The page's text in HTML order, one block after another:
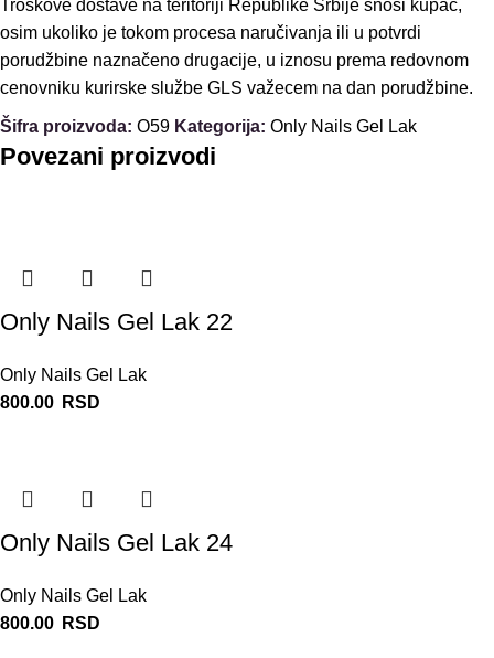
Troškove dostave na teritoriji Republike Srbije snosi kupac,
osim ukoliko je tokom procesa naručivanja ili u potvrdi
porudžbine naznačeno drugacije, u iznosu prema redovnom
cenovniku kurirske službe GLS važecem na dan porudžbine.
Šifra proizvoda: O59 Kategorija: Only Nails Gel Lak
Povezani proizvodi
Only Nails Gel Lak 22
Only Nails Gel Lak
800.00 RSD
Only Nails Gel Lak 24
Only Nails Gel Lak
800.00 RSD